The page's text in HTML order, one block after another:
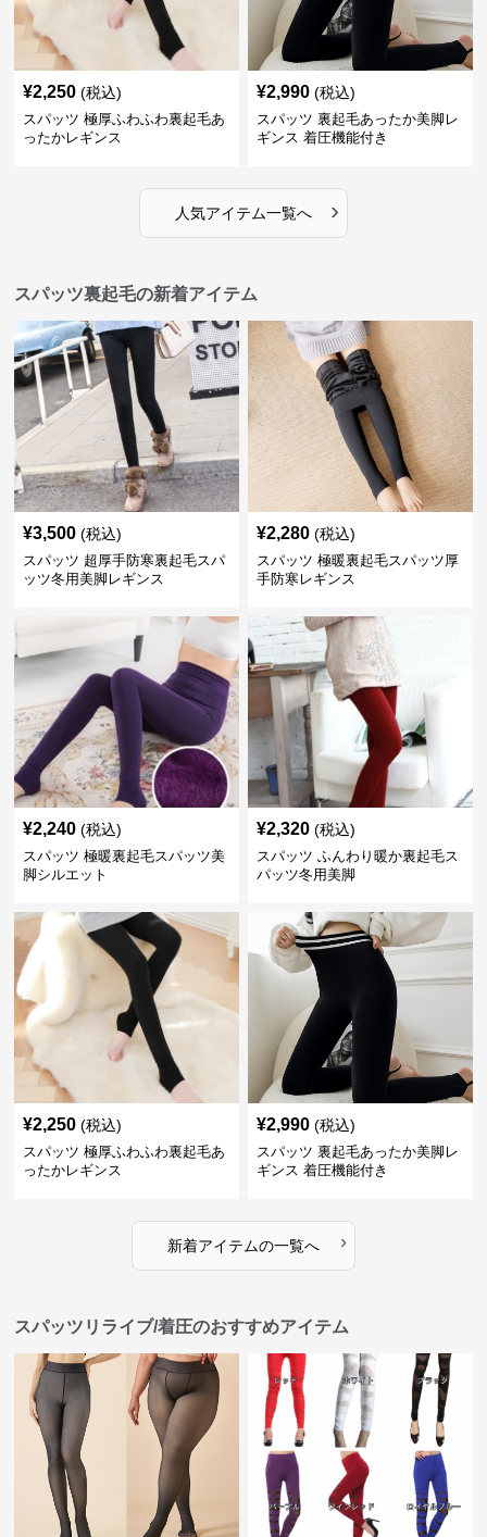
¥2,250 (税込)
スパッツ 極厚ふわふわ裏起毛あ
ったかレギンス
¥2,990 (税込)
スパッツ 裏起毛あったか美脚レ
ギンス 着圧機能付き
人気アイテム一覧へ ›
スパッツ裏起毛の新着アイテム
¥3,500 (税込)
スパッツ 超厚手防寒裏起毛スパ
ッツ冬用美脚レギンス
¥2,280 (税込)
スパッツ 極暖裏起毛スパッツ厚
手防寒レギンス
¥2,240 (税込)
スパッツ 極暖裏起毛スパッツ美
脚シルエット
¥2,320 (税込)
スパッツ ふんわり暖か裏起毛ス
パッツ冬用美脚
¥2,250 (税込)
スパッツ 極厚ふわふわ裏起毛あ
ったかレギンス
¥2,990 (税込)
スパッツ 裏起毛あったか美脚レ
ギンス 着圧機能付き
新着アイテムの一覧へ ›
スパッツリライブ/着圧のおすすめアイテム